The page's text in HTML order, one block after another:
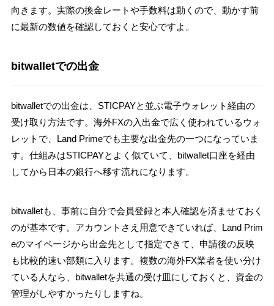
向きます。実際の換金レートや手数料は動くので、動かす前
に最新の数値を確認しておくと安心ですよ。
bitwalletでの出金
bitwalletでの出金は、STICPAYと並ぶ電子ウォレット経由の
受け取り方法です。海外FXの入出金で広く使われているウォ
レットで、Land Primeでも主要な出金先の一つになっていま
す。仕組みはSTICPAYとよく似ていて、bitwallet口座を経由
してから日本の銀行へ移す流れになります。
bitwalletも、事前に自分で会員登録と本人確認を済ませておく
のが基本です。アカウントさえ用意できていれば、Land Prim
eのマイページから出金先として指定できて、申請後の反映
も比較的速い部類に入ります。複数の海外FX業者を使い分け
ている人なら、bitwalletを共通の受け皿にしておくと、資金の
管理がしやすかったりしますね。